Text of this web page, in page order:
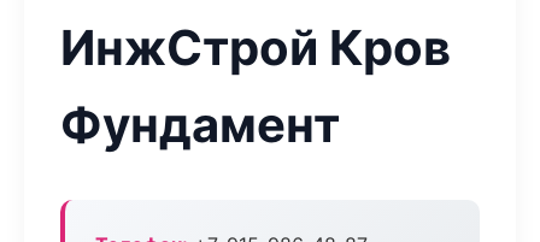
ИнжСтрой Кров
Фундамент